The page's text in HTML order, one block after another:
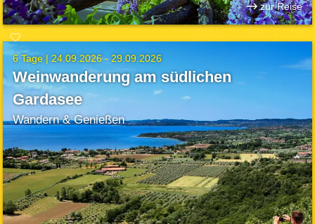
zur Reise
6 Tage | 24.09.2026 - 29.09.2026
Weinwanderung am südlichen
Gardasee
Wandern & Genießen